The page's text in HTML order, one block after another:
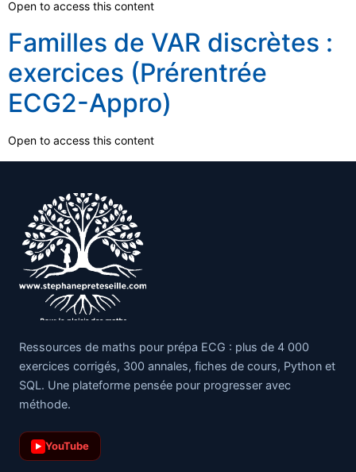
Open to access this content
Familles de VAR discrètes :
exercices (Prérentrée
ECG2-Appro)
Open to access this content
Ressources de maths pour prépa ECG : plus de 4 000
exercices corrigés, 300 annales, fiches de cours, Python et
SQL. Une plateforme pensée pour progresser avec
méthode.
▶ YouTube